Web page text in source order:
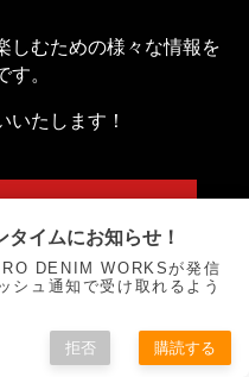
しむための様々な情報を
。
いたします！
タイムにお知らせ！
DENIM WORKSが発信
シュ通知で受け取れるよう
拒否 購読する